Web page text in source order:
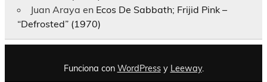
Juan Araya en Ecos De Sabbath; Frijid Pink –
“Defrosted” (1970)
Funciona con WordPressy Leeway.